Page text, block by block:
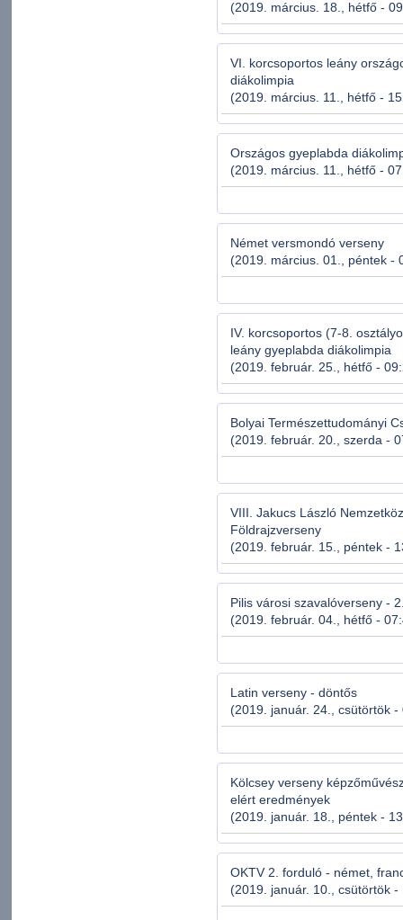
(2019. március. 18., hétfő -
VI. korcsoportos leány
diákolimpia
(2019. március. 11., hétfő -
Országos gyeplabda
(2019. március. 11., hétfő -
Német versmondó verseny
(2019. március. 01., péntek -
IV. korcsoportos (7-8.
leány gyeplabda diákolimpia
(2019. február. 25., hétfő -
Bolyai Természettudományi
(2019. február. 20., szerda -
VIII. Jakucs László
Földrajzverseny
(2019. február. 15., péntek -
Pilis városi szavalóverseny -
(2019. február. 04., hétfő -
Latin verseny - döntős
(2019. január. 24., csütörtök -
Kölcsey verseny
elért eredmények
(2019. január. 18., péntek -
OKTV 2. forduló - német,
(2019. január. 10., csütörtök -